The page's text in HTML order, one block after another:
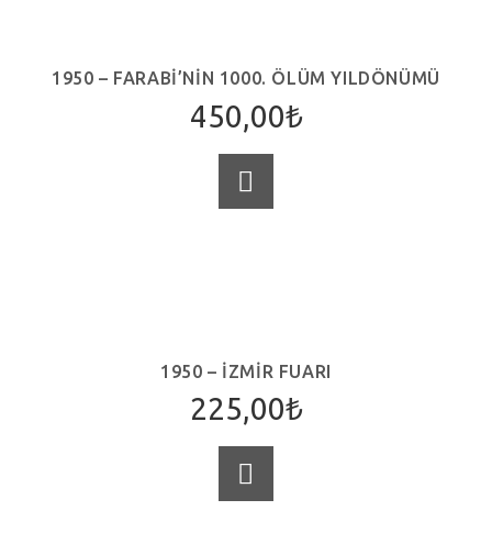
1950 – FARABI’NIN 1000. ÖLÜM YILDÖNÜMÜ
450,00₺
1950 – İZMIR FUARI
225,00₺